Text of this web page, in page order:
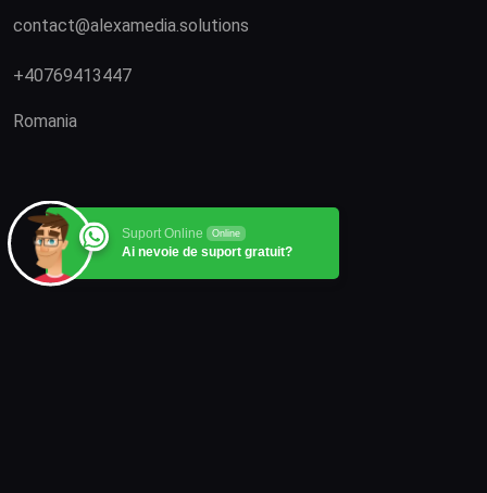
contact@alexamedia.solutions
+40769413447
Romania
Suport Online Online
Ai nevoie de suport gratuit?